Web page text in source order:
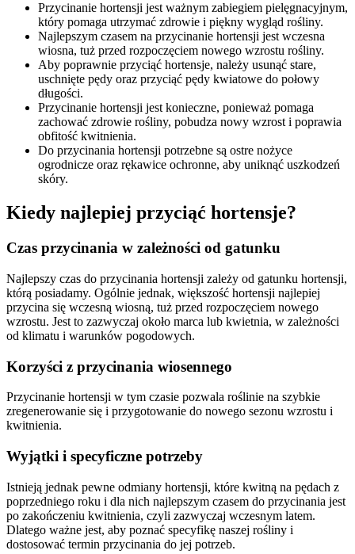
Przycinanie hortensji jest ważnym zabiegiem pielęgnacyjnym,
który pomaga utrzymać zdrowie i piękny wygląd rośliny.
Najlepszym czasem na przycinanie hortensji jest wczesna
wiosna, tuż przed rozpoczęciem nowego wzrostu rośliny.
Aby poprawnie przyciąć hortensje, należy usunąć stare,
uschnięte pędy oraz przyciąć pędy kwiatowe do połowy
długości.
Przycinanie hortensji jest konieczne, ponieważ pomaga
zachować zdrowie rośliny, pobudza nowy wzrost i poprawia
obfitość kwitnienia.
Do przycinania hortensji potrzebne są ostre nożyce
ogrodnicze oraz rękawice ochronne, aby uniknąć uszkodzeń
skóry.
Kiedy najlepiej przyciąć hortensje?
Czas przycinania w zależności od gatunku
Najlepszy czas do przycinania hortensji zależy od gatunku hortensji,
którą posiadamy. Ogólnie jednak, większość hortensji najlepiej
przycina się wczesną wiosną, tuż przed rozpoczęciem nowego
wzrostu. Jest to zazwyczaj około marca lub kwietnia, w zależności
od klimatu i warunków pogodowych.
Korzyści z przycinania wiosennego
Przycinanie hortensji w tym czasie pozwala roślinie na szybkie
zregenerowanie się i przygotowanie do nowego sezonu wzrostu i
kwitnienia.
Wyjątki i specyficzne potrzeby
Istnieją jednak pewne odmiany hortensji, które kwitną na pędach z
poprzedniego roku i dla nich najlepszym czasem do przycinania jest
po zakończeniu kwitnienia, czyli zazwyczaj wczesnym latem.
Dlatego ważne jest, aby poznać specyfikę naszej rośliny i
dostosować termin przycinania do jej potrzeb.